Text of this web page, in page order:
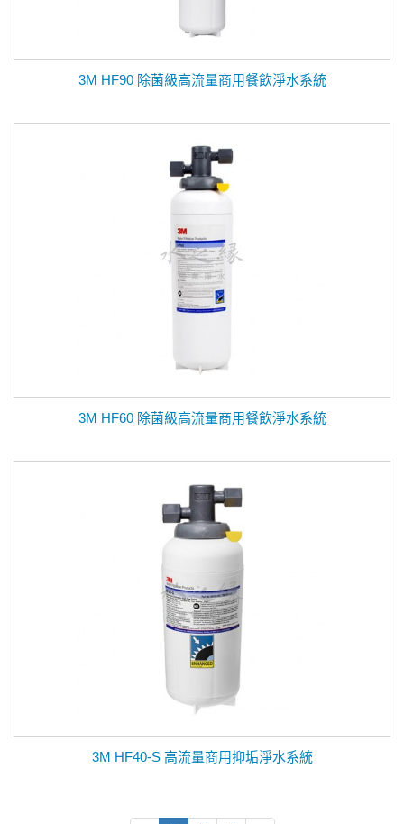
3M HF90 除菌級高流量商用餐飲淨水系統
3M HF60 除菌級高流量商用餐飲淨水系統
3M HF40-S 高流量商用抑垢淨水系統